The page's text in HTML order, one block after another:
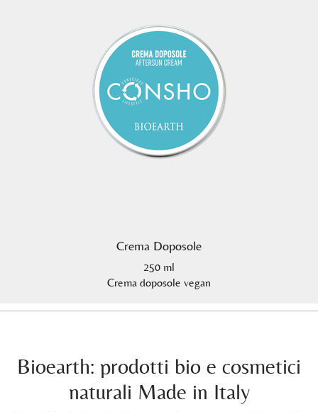
Crema Doposole
250 ml
Crema doposole vegan
Bioearth: prodotti bio e cosmetici
naturali Made in Italy